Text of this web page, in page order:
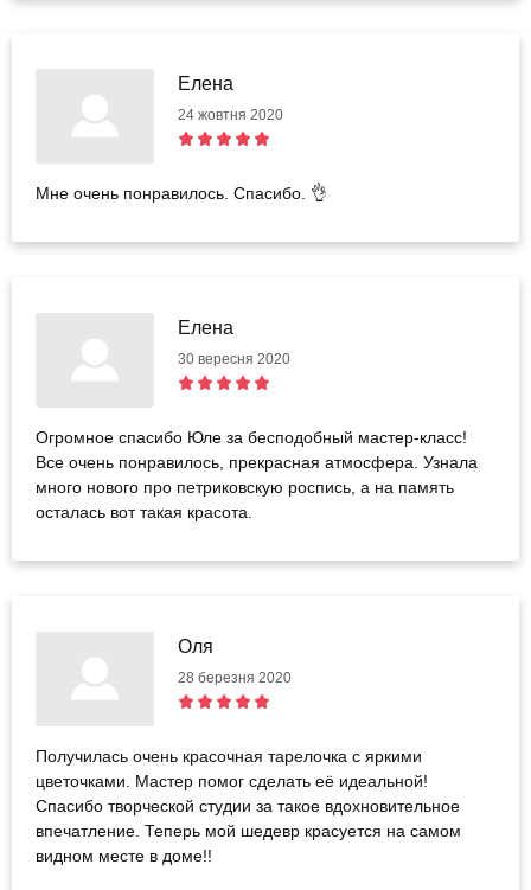
Елена
24 жовтня 2020
Мне очень понравилось. Спасибо. 👌
Елена
30 вересня 2020
Огромное спасибо Юле за бесподобный мастер-класс!
Все очень понравилось, прекрасная атмосфера. Узнала
много нового про петриковскую роспись, а на память
осталась вот такая красота.
Оля
28 березня 2020
Получилась очень красочная тарелочка с яркими
цветочками. Мастер помог сделать её идеальной!
Спасибо творческой студии за такое вдохновительное
впечатление. Теперь мой шедевр красуется на самом
видном месте в доме!!